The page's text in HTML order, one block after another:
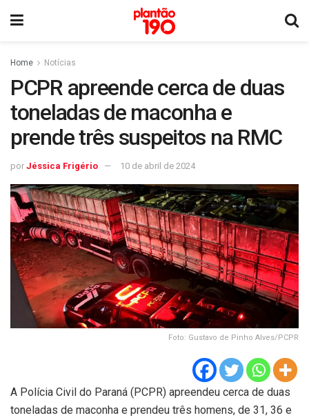
Home Notícias
PCPR apreende cerca de duas
toneladas de maconha e
prende três suspeitos na RMC
por Jéssica Frigério 10 de abril de 2024
Foto: Gustavo de Pinho Alves/PCPR
A Polícia Civil do Paraná (PCPR) apreendeu cerca de duas
toneladas de maconha e prendeu três homens, de 31, 36 e